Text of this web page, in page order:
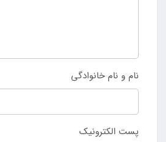
نام و نام خانوادگی
پست الکترونیک